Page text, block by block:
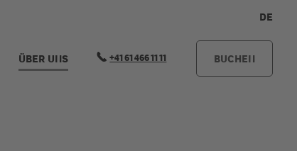
ÜBER UNS +41 61 466 11 11 BUCHEN
DE